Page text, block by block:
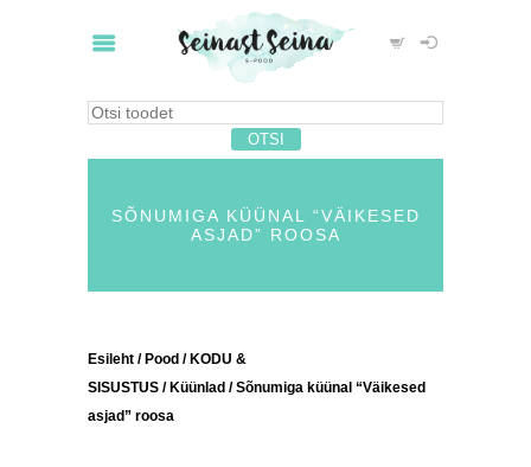
SÕNUMIGA KÜÜNAL “VÄIKESED
ASJAD” ROOSA
Esileht / Pood / KODU &
SISUSTUS / Küünlad / Sõnumiga küünal “Väikesed
asjad” roosa